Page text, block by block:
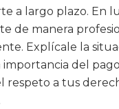
a largo plazo. En
de manera
Explícale la
importancia del
respeto a tus